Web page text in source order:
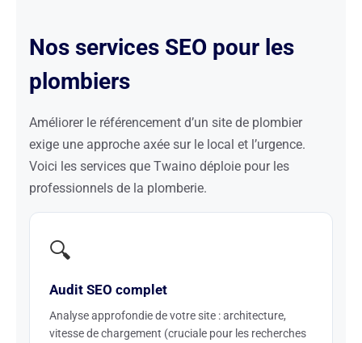
Nos services SEO pour les
plombiers
Améliorer le référencement d’un site de plombier
exige une approche axée sur le local et l’urgence.
Voici les services que Twaino déploie pour les
professionnels de la plomberie.
🔍
Audit SEO complet
Analyse approfondie de votre site : architecture,
vitesse de chargement (cruciale pour les recherches